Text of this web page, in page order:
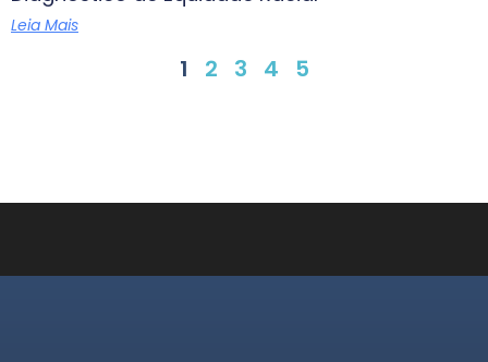
Leia Mais
1 2 3 4 5